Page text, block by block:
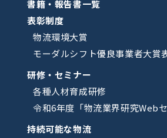
書籍・報告書一覧
表彰制度
物流環境大賞
モーダルシフト優良事業者大賞
研修・セミナー
各種人材育成研修
令和6年度「物流業界研究Webセ
持続可能な物流